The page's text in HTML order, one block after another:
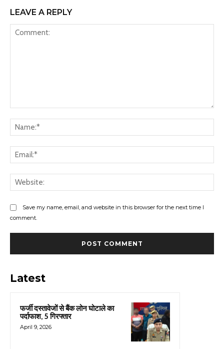
LEAVE A REPLY
Save my name, email, and website in this browser for the next time I
comment.
Latest
फर्जी दस्तावेजों से बैंक लोन घोटाले का
पर्दाफाश, 5 गिरफ्तार
April 9, 2026